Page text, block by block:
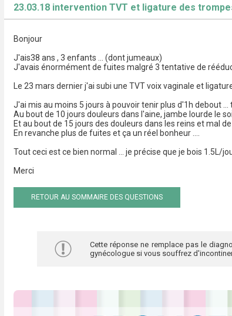
23.03.18 intervention TVT et ligature des
Bonjour
J'ais38 ans , 3 enfants ... (dont jumeaux)
J'avais énormément de fuites malgré 3 tentative de
Le 23 mars dernier j'ai subi une TVT voix vaginale et
J'ai mis au moins 5 jours à pouvoir tenir plus d'1h debout
Au bout de 10 jours douleurs dans l'aine, jambe lourde le
Et au bout de 15 jours des douleurs dans les reins et mal de
En revanche plus de fuites et ça un réel bonheur ....
Tout ceci est ce bien normal ... je précise que je bois 1.5L/
Merci
RETOUR AU SOMMAIRE DES QUESTIONS
Cette réponse ne remplace pas le
gynécologue si vous souffrez